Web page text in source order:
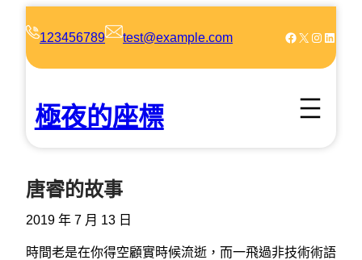
123456789 test@example.com Facebook X Instagram LinkedIn
極夜的座標
唐睿的故事
2019 年 7 月 13 日
時間老是在你得空顧實時候流逝，而一飛過非技術術語